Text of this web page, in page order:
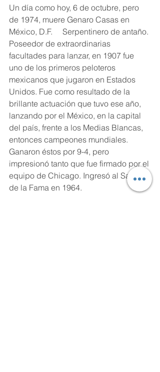
Un día como hoy, 6 de octubre, pero
de 1974, muere Genaro Casas en
México, D.F.     Serpentinero de antaño.
Poseedor de extraordinarias
facultades para lanzar, en 1907 fue
uno de los primeros peloteros
mexicanos que jugaron en Estados
Unidos. Fue como resultado de la
brillante actuación que tuvo ese año,
lanzando por el México, en la capital
del país, frente a los Medias Blancas,
entonces campeones mundiales.
Ganaron éstos por 9-4, pero
impresionó tanto que fue firmado por el
equipo de Chicago. Ingresó al Salón
de la Fama en 1964.